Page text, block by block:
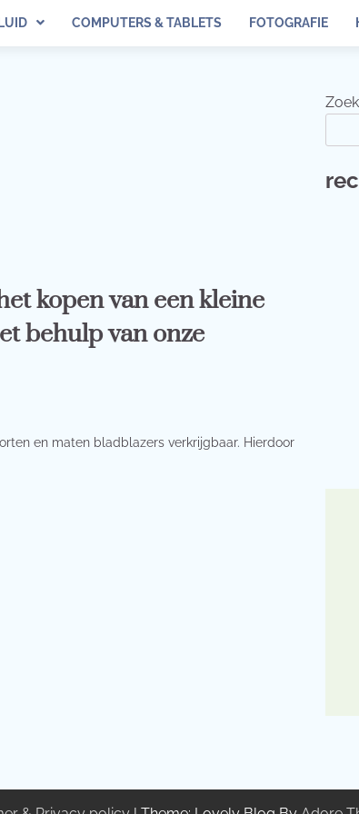
COMPUTERS & TABLETS FOTOGRAFIE
kopen van een kleine
behulp van onze
en maten bladblazers verkrijgbaar. Hierdoor